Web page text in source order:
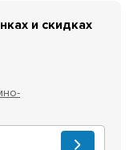
и скидках